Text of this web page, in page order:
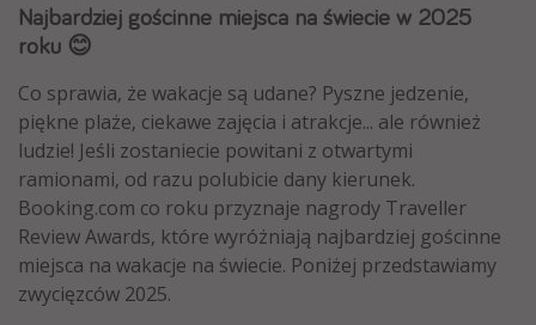
Polska
Malediwy
Azja Południowo-Wschodnia
Tajlandia
Wszystkie kierunki
Rodzaj wyjazdu
Wakacje Last Minute
Najbardziej gościnne miejsca na świecie w 2025
roku 😊
Co sprawia, że wakacje są udane? Pyszne jedzenie,
piękne plaże, ciekawe zajęcia i atrakcje... ale również
ludzie! Jeśli zostaniecie powitani z otwartymi
ramionami, od razu polubicie dany kierunek.
Booking.com co roku przyznaje nagrody Traveller
Review Awards, które wyróżniają najbardziej gościnne
miejsca na wakacje na świecie. Poniżej przedstawiamy
zwycięzców 2025.